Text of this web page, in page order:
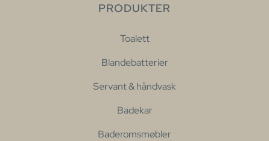
PRODUKTER
Toalett
Blandebatterier
Servant & håndvask
Badekar
Baderomsmøbler